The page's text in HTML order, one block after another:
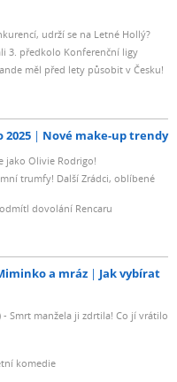
udrží se na Letné Hollý?
3. předkolo Konferenční ligy
měl před lety působit v Česku!
Nové make-up trendy
jako Olivie Rodrigo!
trumfy! Další Zrádci, oblíbené
dovolání Rencaru
a mráz
Jak vybírat
- Smrt manžela ji zdrtila! Co jí vrátilo
komedie